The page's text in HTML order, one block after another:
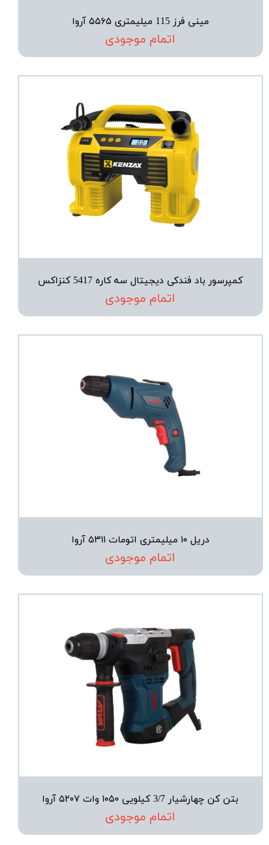
مینی فرز 115 میلیمتری ۵۵۶۵ آروا
اتمام موجودی
کمپرسور باد فندکی ديجيتال سه کاره 5417 کنزاکس
اتمام موجودی
دریل ۱۰ میلیمتری اتومات ۵۳۱۱ آروا
اتمام موجودی
بتن کن چهارشیار 3/7 کیلویی ۱۰۵۰ وات ۵۲۰۷ آروا
اتمام موجودی